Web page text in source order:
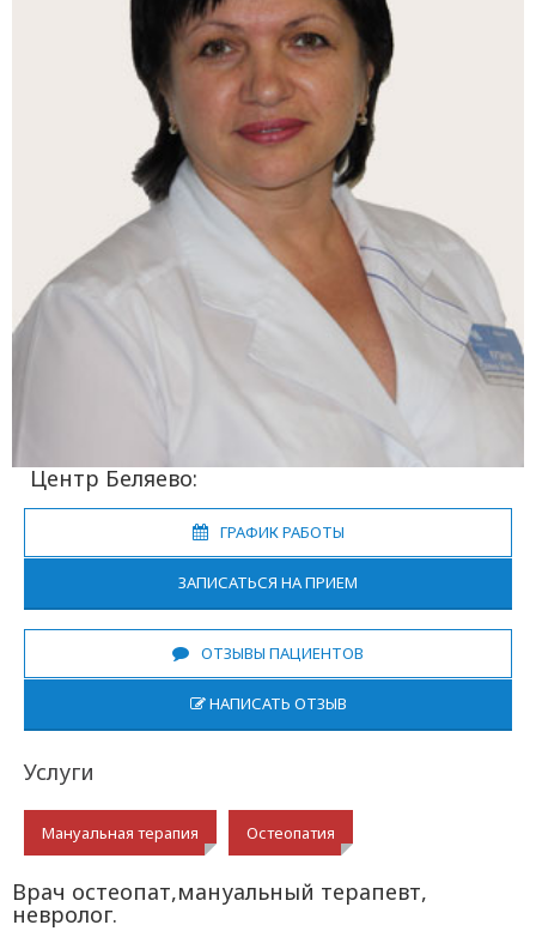
Центр Беляево:
ГРАФИК РАБОТЫ
ЗАПИСАТЬСЯ НА ПРИЕМ
ОТЗЫВЫ ПАЦИЕНТОВ
НАПИСАТЬ ОТЗЫВ
Услуги
Мануальная терапия Остеопатия
Врач остеопат,мануальный терапевт,
невролог.